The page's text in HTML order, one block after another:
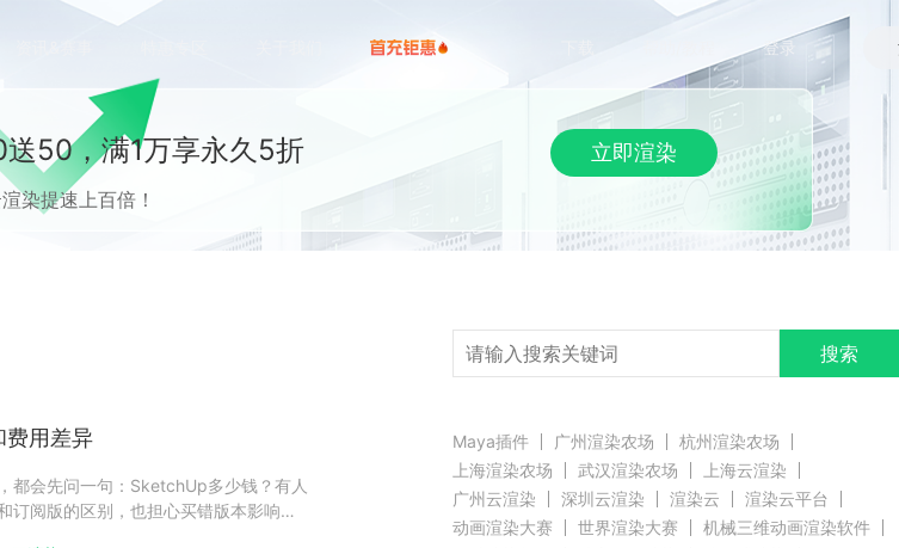
登录
50，满1万享永久5折
染提速上百倍！
立即渲染
费用差异
都会先问一句：SketchUp多少钱？有人
订阅版的区别，也担心买错版本影响后
搜索
Maya插件 广州渲染农场
杭州渲染农场
上海渲染农场
武汉渲染农场
上海云渲染
广州云渲染
深圳云渲染 渲染云
渲染云平台
动画渲染大赛
世界渲染大赛
机械三维动画渲染软件